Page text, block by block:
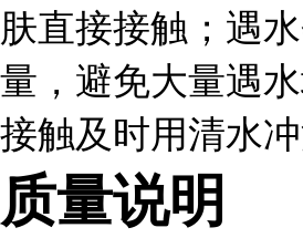
肤直接接触；遇
量，避免大量遇
接触及时用清水冲
质量说明